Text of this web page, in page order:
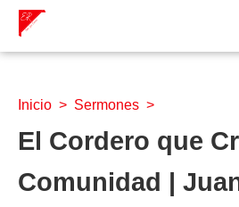
Inicio > Sermones >
El Cordero que
Comunidad |